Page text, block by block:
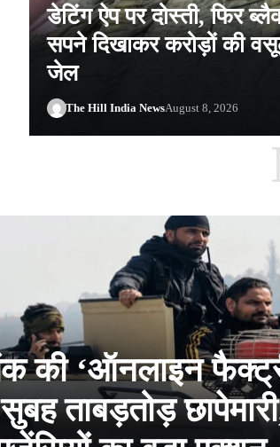
डेटिंग ऐप पर दोस्ती, फिर
सपने दिखाकर करोड़ों की
जेल
The Hill India NewsAugust 8, 2026
की ‘ऑनलाइन
ताबड़तोड़